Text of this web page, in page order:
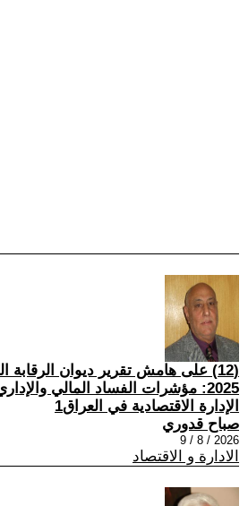
(12) على هامش تقرير ديوان الرقابة
2025: مؤشرات الفساد المالي
الإدارة الاقتصادية في العراق1
صباح قدوري
2026 / 8 / 9
الادارة و الاقتصاد